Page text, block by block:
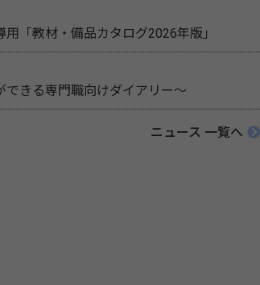
「教材・備品カタログ2026年版」
できる専門職向けダイアリー～
ニュース 一覧へ